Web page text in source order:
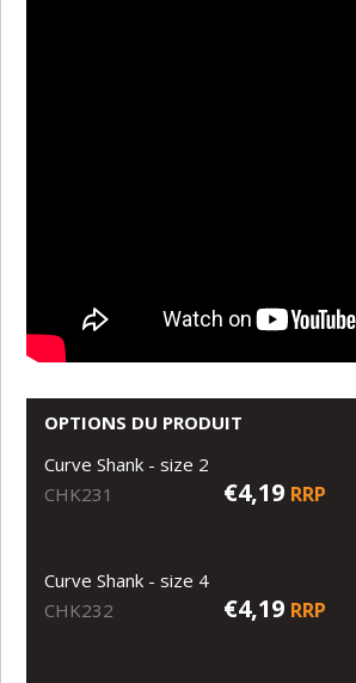
OPTIONS DU PRODUIT
Curve Shank - size 2
CHK231
€4,19 RRP
Curve Shank - size 4
CHK232
€4,19 RRP